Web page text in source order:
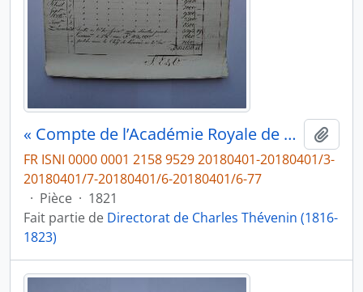
« Compte de l’Académie Royale de France des Beaux arts à Rome chez Torlonia et Co. », fol. 387-388
FR ISNI 0000 0001 2158 9529 20180401-20180401/3-
20180401/7-20180401/6-20180401/6-77
· Pièce · 1821
Fait partie de Directorat de Charles Thévenin (1816-
1823)